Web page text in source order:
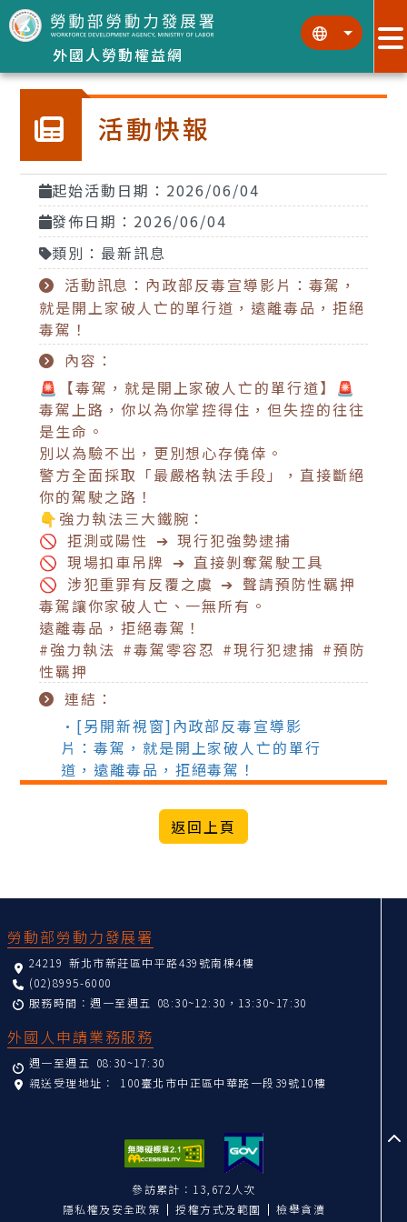
跳到主要內容區塊
外國人勞動權益網
::: :::
活動快報
起始活動日期：2026/06/04
發佈日期：2026/06/04
類別：最新訊息
活動訊息：內政部反毒宣導影片：毒駕，
就是開上家破人亡的單行道，遠離毒品，拒絕
毒駕！
內容：
🚨【毒駕，就是開上家破人亡的單行道】🚨
毒駕上路，你以為你掌控得住，但失控的往往
是生命。
別以為驗不出，更別想心存僥倖。
警方全面採取「最嚴格執法手段」，直接斷絕
你的駕駛之路！
👇強力執法三大鐵腕：
🚫 拒測或陽性 ➔ 現行犯強勢逮捕
🚫 現場扣車吊牌 ➔ 直接剝奪駕駛工具
🚫 涉犯重罪有反覆之虞 ➔ 聲請預防性羈押
毒駕讓你家破人亡、一無所有。
遠離毒品，拒絕毒駕！
#強力執法 #毒駕零容忍 #現行犯逮捕 #預防
性羈押
連結：
•[另開新視窗]內政部反毒宣導影
片：毒駕，就是開上家破人亡的單行
道，遠離毒品，拒絕毒駕！
勞動部勞動力發展署
24219 新北市新莊區中平路439號南棟4樓
(02)8995-6000
服務時間：週一至週五 08:30~12:30，13:30~17:30
外國人申請業務服務
週一至週五 08:30~17:30
親送受理地址： 100臺北市中正區中華路一段39號10樓
參訪累計：13,672人次
隱私權及安全政策
授權方式及範圍
檢舉貪瀆
至